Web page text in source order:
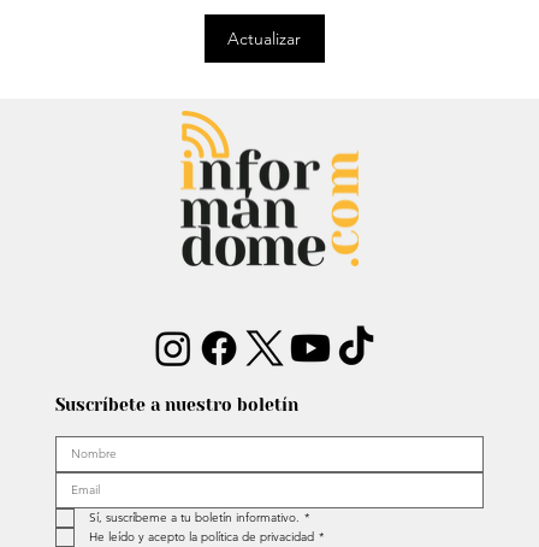
Entrevista: Sergio Fajardo y Edna
Bonilla aseguran superar las
Actualizar
Suscríbete a nuestro boletín
Sí, suscríbeme a tu boletín informativo. *
He leído y acepto la política de privacidad *